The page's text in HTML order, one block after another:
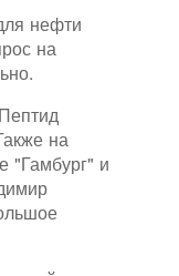
нефти
на
на
"Гамбург" и